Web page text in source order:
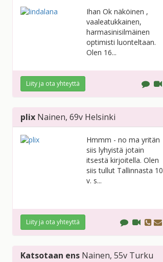
Ihan Ok näköinen ,
vaaleatukkainen,
harmasinisilmäinen
optimisti luonteltaan.
Olen 16...
Liity ja ota yhteyttä
plix Nainen, 69v Helsinki
Hmmm - no ma yritän
siis lyhyistä jotain
itsestä kirjoitella. Olen
siis tullut Tallinnasta 10
v. s...
Liity ja ota yhteyttä
Katsotaan ens Nainen, 55v Turku